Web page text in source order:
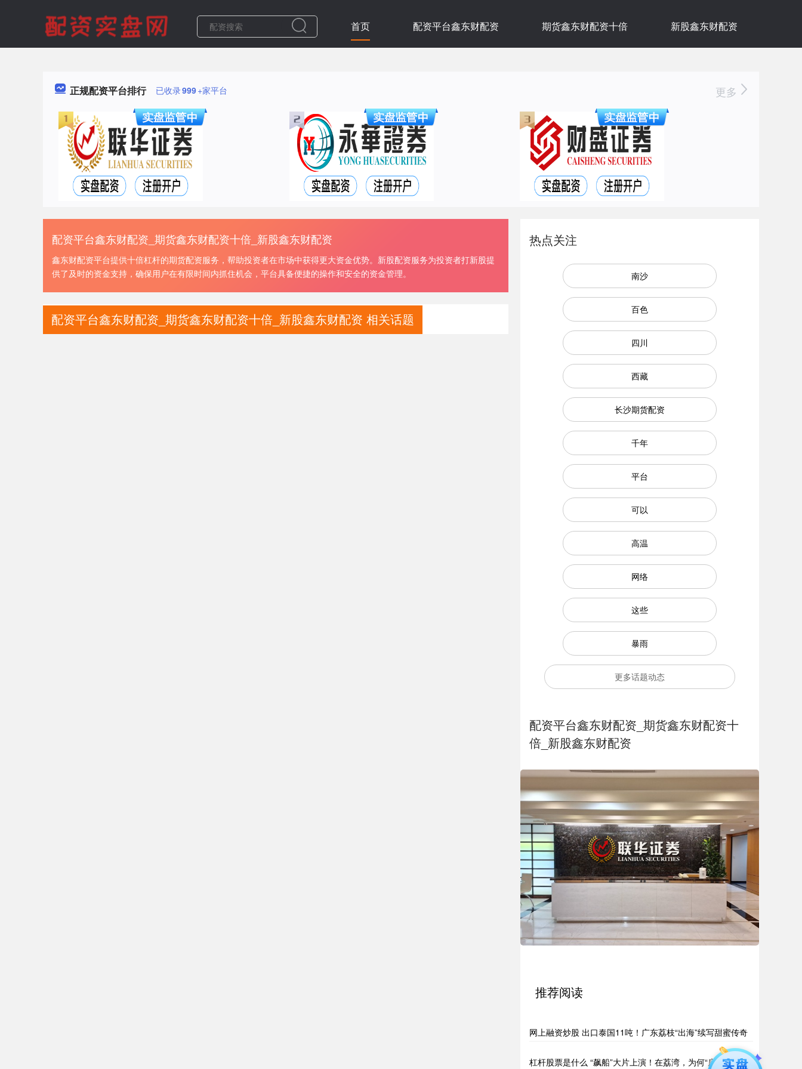
首页 配资平台鑫东财配资 期货鑫东财配资十倍 新股鑫东财配资
正规配资平台排行 已收录999+家平台 更多
配资平台鑫东财配资_期货鑫东财配资十倍_新股鑫东财配资
鑫东财配资平台提供十倍杠杆的期货配资服务，帮助投资者在市场中获得更大资金优势。新股配资服务为投资者打新股提
供了及时的资金支持，确保用户在有限时间内抓住机会，平台具备便捷的操作和安全的资金管理。
配资平台鑫东财配资_期货鑫东财配资十倍_新股鑫东财配资 相关话题
热点关注
南沙
百色
四川
西藏
长沙期货配资
千年
平台
可以
高温
网络
这些
暴雨
更多话题动态
配资平台鑫东财配资_期货鑫东财配资十
倍_新股鑫东财配资
推荐阅读
网上融资炒股 出口泰国11吨！广东荔枝“出海”续写甜蜜传奇
杠杆股票是什么 “飙船”大片上演！在荔湾，为何“房东”痴迷扒